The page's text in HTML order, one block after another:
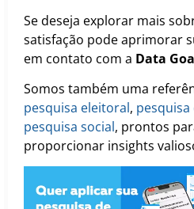
Se deseja explorar mais
satisfação pode aprimorar
em contato com a Data
Somos também uma
pesquisa eleitoral, pesquisa
pesquisa social, prontos
proporcionar insights